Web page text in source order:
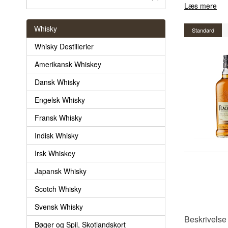
Whisky
Whisky Destillerier
Amerikansk Whiskey
Dansk Whisky
Engelsk Whisky
Fransk Whisky
Indisk Whisky
Irsk Whiskey
Japansk Whisky
Scotch Whisky
Svensk Whisky
Bøger og Spil, Skotlandskort
Læs mere
Standard